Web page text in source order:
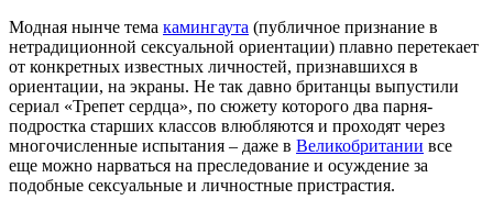
Модная нынче тема камингаута (публичное признание в
нетрадиционной сексуальной ориентации) плавно перетекает
от конкретных известных личностей, признавшихся в
ориентации, на экраны. Не так давно британцы выпустили
сериал «Трепет сердца», по сюжету которого два парня-
подростка старших классов влюбляются и проходят через
многочисленные испытания – даже в Великобритании все
еще можно нарваться на преследование и осуждение за
подобные сексуальные и личностные пристрастия.